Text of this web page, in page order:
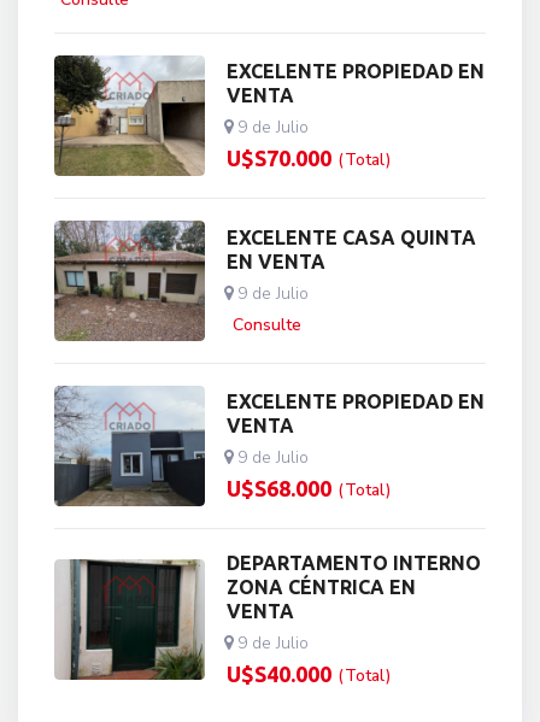
EXCELENTE PROPIEDAD EN
VENTA
9 de Julio
U$S70.000 (Total)
EXCELENTE CASA QUINTA
EN VENTA
9 de Julio
Consulte
EXCELENTE PROPIEDAD EN
VENTA
9 de Julio
U$S68.000 (Total)
DEPARTAMENTO INTERNO
ZONA CÉNTRICA EN
VENTA
9 de Julio
U$S40.000 (Total)